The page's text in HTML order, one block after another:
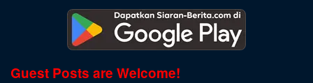
Guest Posts are Welcome!